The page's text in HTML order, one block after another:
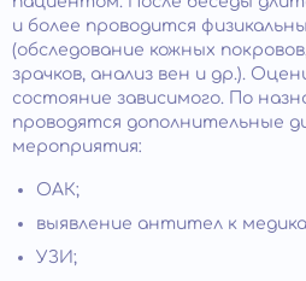
и более проводится
(обследование кожных
зрачков, анализ вен и др.).
состояние зависимого. По
проводятся дополнительные
мероприятия:
ОАК;
выявление антител к
УЗИ;